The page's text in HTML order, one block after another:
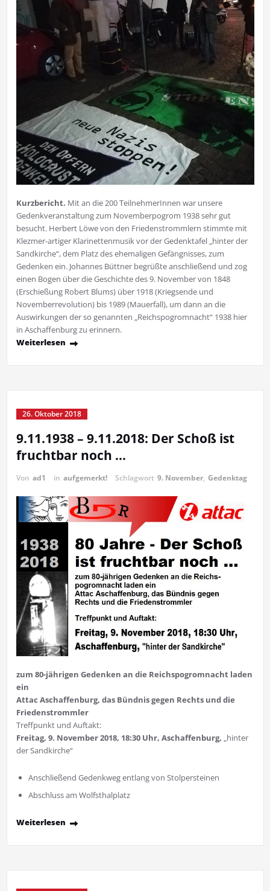
Kurzbericht. Mit an die 200 TeilnehmerInnen war unsere
Gedenkveranstaltung zum Novemberpogrom 1938 sehr gut
besucht. Herbert Löwe von den Friedenstrommlern stimmte mit
Klezmer-artiger Klarinettenmusik vor der Gedenktafel „hinter der
Sandkirche“, dem Platz des ehemaligen Gefängnisses, zum
Gedenken ein. Johannes Büttner begrüßte anschließend und zog
einen Bogen über die Geschichte des 9. November von 1848
(Erschießung Robert Blums) über 1918 (Kriegsende und
Novemberrevolution) bis 1989 (Mauerfall), um dann an die
Auswirkungen der so genannten „Reichspogromnacht“ 1938 hier
in Aschaffenburg zu erinnern.
Weiterlesen
26. Oktober 2018
9.11.1938 – 9.11.2018: Der Schoß ist
fruchtbar noch …
Von ad1 in aufgemerkt! Schlagwort 9. November, Gedenktag
zum 80-jährigen Gedenken an die Reichs­pogromnacht laden
ein
Attac Aschaffenburg, das Bündnis gegen Rechts und die
Friedenstrommler
Treffpunkt und Auftakt:
Freitag, 9. November 2018, 18:30 Uhr, Aschaffenburg, „hinter
der Sandkirche“
Anschließend Gedenkweg entlang von Stolpersteinen
Abschluss am Wolfsthalplatz
Weiterlesen